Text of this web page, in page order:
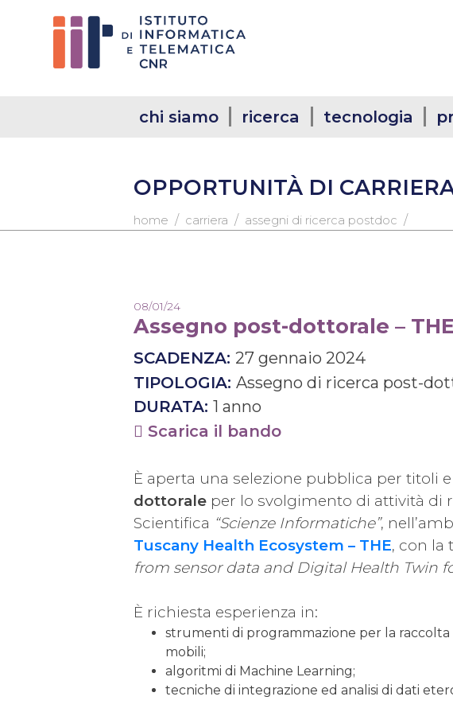
chi siamo ricerca tecnologia
OPPORTUNITÀ DI
home / carriera / assegni di ricerca postdoc /
08/01/24
Assegno post-dottorale – THE
SCADENZA: 27 gennaio 2024
TIPOLOGIA: Assegno di ricerca post-
DURATA: 1 anno
Scarica il bando
È aperta una selezione pubblica per titoli
dottorale per lo svolgimento di attività di
Scientifica “Scienze Informatiche”,
Tuscany Health Ecosystem – THE, con la
from sensor data and Digital Health Twin
È richiesta esperienza in:
strumenti di programmazione per la raccolta
mobili;
algoritmi di Machine Learning;
tecniche di integrazione ed analisi di dati